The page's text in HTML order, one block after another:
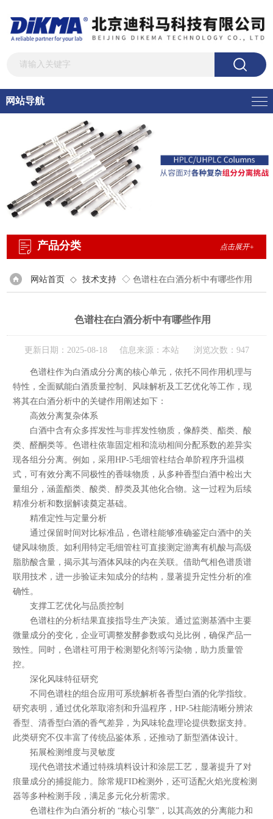
网站导航
产品分类 点击展开+
网站首页 ◇ 技术支持 ◇ 色谱柱在白酒分析中有哪些作用
色谱柱在白酒分析中有哪些作用
更新日期：2025-08-18 信息来源：本站 浏览次数：947
色谱柱作为白酒成分分离的核心单元，依托不同作用机理与
特性，全面赋能白酒质量控制、风味解析及工艺优化等工作，现
将其在白酒分析中的关键作用阐述如下：
高效分离复杂体系​
白酒中含有众多挥发性与非挥发性物质，像醇类、酯类、酸
类、醛酮类等。色谱柱依靠固定相和流动相间分配系数的差异实
现各组分分离。例如，采用HP-5毛细管柱结合单阶程序升温模
式，可有效分离不同极性的香味物质，从多种香型白酒中检出大
量组分，涵盖酯类、酸类、醇类及其他化合物。这一过程为后续
精准分析和数据解读奠定基础。​
精准定性与定量分析​
通过保留时间对比标准品，色谱柱能够准确鉴定白酒中的关
键风味物质。如利用特定毛细管柱可直接测定游离有机酸与高级
脂肪酸含量，揭示其与酒体风味的内在关联。借助气相色谱质谱
联用技术，进一步验证未知成分的结构，显著提升定性分析的准
确性。
支撑工艺优化与品质控制​
色谱柱的分析结果直接指导生产决策。通过监测基酒中主要
微量成分的变化，企业可调整发酵参数或勾兑比例，确保产品一
致性。同时，色谱柱可用于检测塑化剂等污染物，助力质量管
控。
深化风味特征研究​
不同色谱柱的组合应用可系统解析各香型白酒的化学指纹。
研究表明，通过优化萃取溶剂和升温程序，HP-5柱能清晰分辨浓
香型、清香型白酒的香气差异，为风味轮盘理论提供数据支持。
此类研究不仅丰富了传统品鉴体系，还推动了新型酒体设计。
拓展检测维度与灵敏度​
现代色谱技术通过特殊填料设计和涂层工艺，显著提升了对
痕量成分的捕捉能力。除常规FID检测外，还可适配火焰光度检测
器等多种检测手段，满足多元化分析需求。
色谱柱作为白酒分析的 “核心引擎”，以其高效的分离能力和